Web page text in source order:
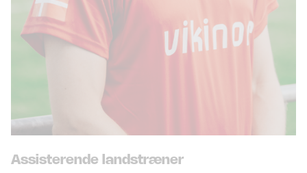
Assisterende landstræner